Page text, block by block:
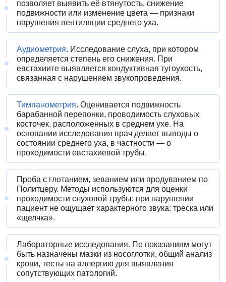
позволяет выявить её втянутость, снижение
подвижности или изменение цвета — признаки
нарушения вентиляции среднего уха.
Аудиометрия. Исследование слуха, при котором
определяется степень его снижения. При
евстахиите выявляется кондуктивная тугоухость,
связанная с нарушением звукопроведения.
Тимпанометрия. Оценивается подвижность
барабанной перепонки, проводимость слуховых
косточек, расположенных в среднем ухе. На
основании исследования врач делает выводы о
состоянии среднего уха, в частности — о
проходимости евстахиевой трубы.
Проба с глотанием, зеванием или продуванием по
Политцеру. Методы используются для оценки
проходимости слуховой трубы: при нарушении
пациент не ощущает характерного звука: треска или
«щелчка».
Лабораторные исследования. По показаниям могут
быть назначены мазки из носоглотки, общий анализ
крови, тесты на аллергию для выявления
сопутствующих патологий.